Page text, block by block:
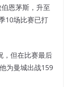
恩茅斯，升至
10场比赛已打
，但在比赛最后
为曼城出战159